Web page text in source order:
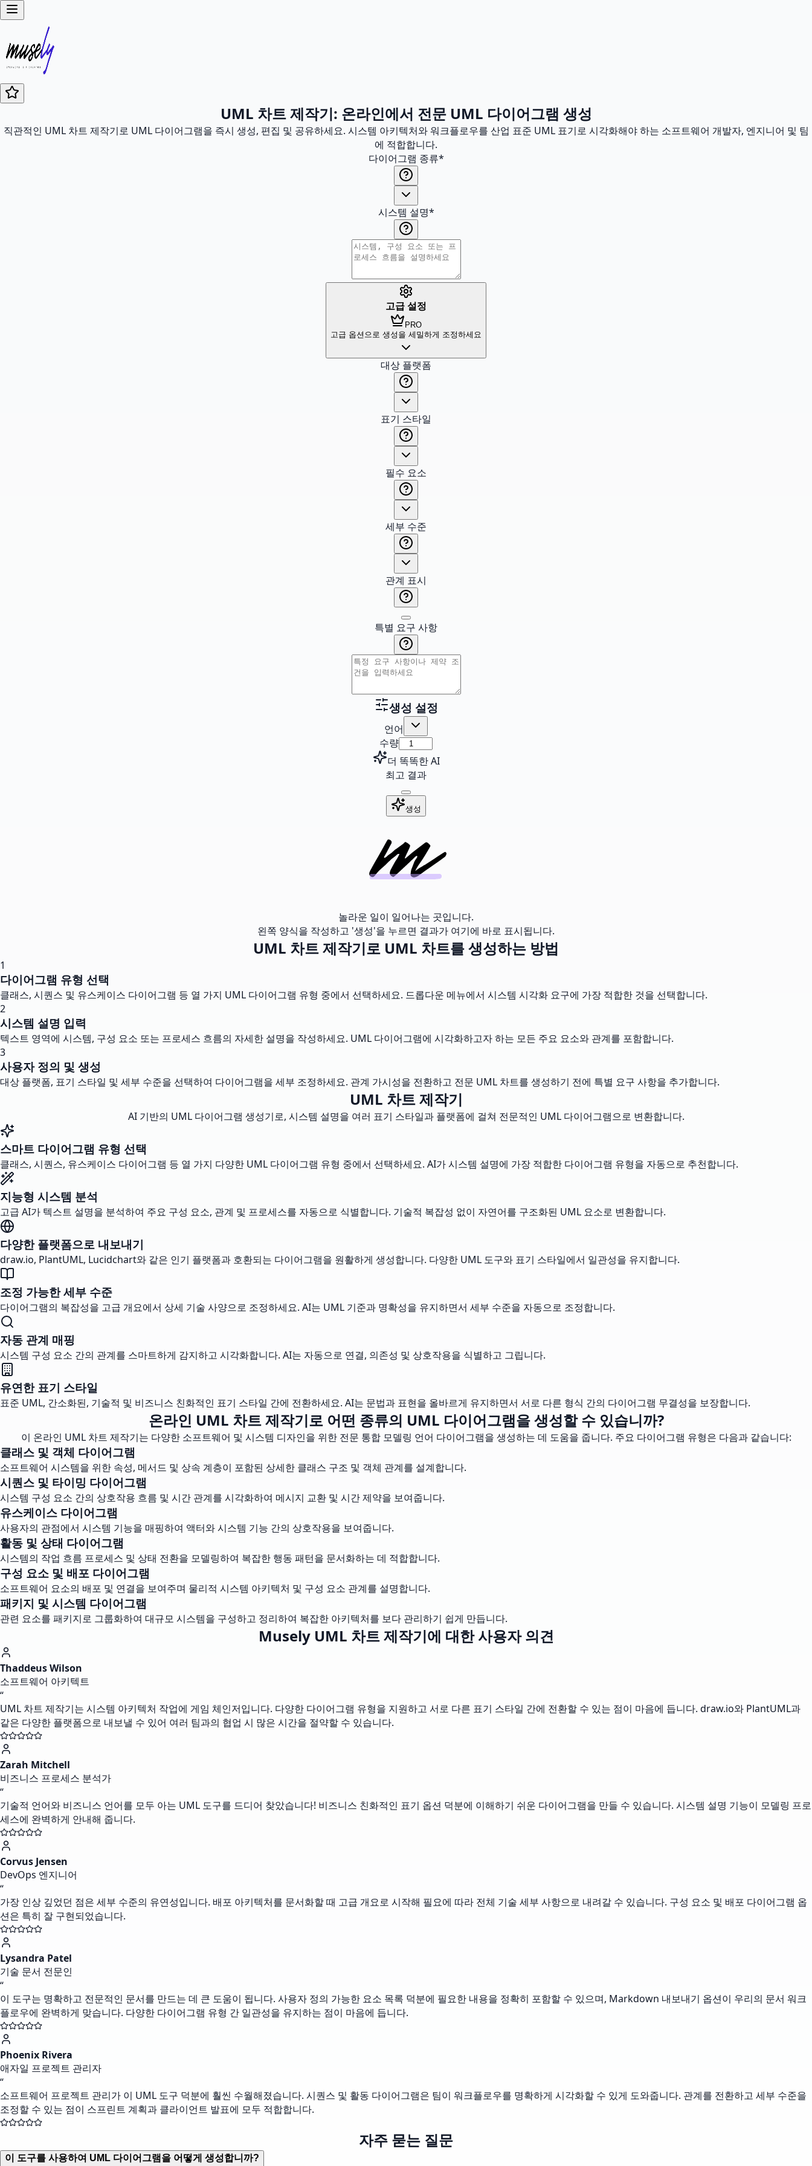
UML 차트 제작기: 온라인에서 전문 UML 다이어그램 생성
직관적인 UML 차트 제작기로 UML 다이어그램을 즉시 생성, 편집 및 공유하세요. 시스템 아키텍처와 워크플로우를 산업 표준 UML 표기로 시각화해야 하는 소프트웨어 개발자, 엔지니어 및 팀
에 적합합니다.
다이어그램 종류*
시스템 설명*
고급 설정
PRO
고급 옵션으로 생성을 세밀하게 조정하세요
대상 플랫폼
표기 스타일
필수 요소
세부 수준
관계 표시
특별 요구 사항
생성 설정
언어
수량
더 똑똑한 AI
최고 결과
생성
놀라운 일이 일어나는 곳입니다.
왼쪽 양식을 작성하고 '생성'을 누르면 결과가 여기에 바로 표시됩니다.
UML 차트 제작기로 UML 차트를 생성하는 방법
1
다이어그램 유형 선택
클래스, 시퀀스 및 유스케이스 다이어그램 등 열 가지 UML 다이어그램 유형 중에서 선택하세요. 드롭다운 메뉴에서 시스템 시각화 요구에 가장 적합한 것을 선택합니다.
2
시스템 설명 입력
텍스트 영역에 시스템, 구성 요소 또는 프로세스 흐름의 자세한 설명을 작성하세요. UML 다이어그램에 시각화하고자 하는 모든 주요 요소와 관계를 포함합니다.
3
사용자 정의 및 생성
대상 플랫폼, 표기 스타일 및 세부 수준을 선택하여 다이어그램을 세부 조정하세요. 관계 가시성을 전환하고 전문 UML 차트를 생성하기 전에 특별 요구 사항을 추가합니다.
UML 차트 제작기
AI 기반의 UML 다이어그램 생성기로, 시스템 설명을 여러 표기 스타일과 플랫폼에 걸쳐 전문적인 UML 다이어그램으로 변환합니다.
스마트 다이어그램 유형 선택
클래스, 시퀀스, 유스케이스 다이어그램 등 열 가지 다양한 UML 다이어그램 유형 중에서 선택하세요. AI가 시스템 설명에 가장 적합한 다이어그램 유형을 자동으로 추천합니다.
지능형 시스템 분석
고급 AI가 텍스트 설명을 분석하여 주요 구성 요소, 관계 및 프로세스를 자동으로 식별합니다. 기술적 복잡성 없이 자연어를 구조화된 UML 요소로 변환합니다.
다양한 플랫폼으로 내보내기
draw.io, PlantUML, Lucidchart와 같은 인기 플랫폼과 호환되는 다이어그램을 원활하게 생성합니다. 다양한 UML 도구와 표기 스타일에서 일관성을 유지합니다.
조정 가능한 세부 수준
다이어그램의 복잡성을 고급 개요에서 상세 기술 사양으로 조정하세요. AI는 UML 기준과 명확성을 유지하면서 세부 수준을 자동으로 조정합니다.
자동 관계 매핑
시스템 구성 요소 간의 관계를 스마트하게 감지하고 시각화합니다. AI는 자동으로 연결, 의존성 및 상호작용을 식별하고 그립니다.
유연한 표기 스타일
표준 UML, 간소화된, 기술적 및 비즈니스 친화적인 표기 스타일 간에 전환하세요. AI는 문법과 표현을 올바르게 유지하면서 서로 다른 형식 간의 다이어그램 무결성을 보장합니다.
온라인 UML 차트 제작기로 어떤 종류의 UML 다이어그램을 생성할 수 있습니까?
이 온라인 UML 차트 제작기는 다양한 소프트웨어 및 시스템 디자인을 위한 전문 통합 모델링 언어 다이어그램을 생성하는 데 도움을 줍니다. 주요 다이어그램 유형은 다음과 같습니다:
클래스 및 객체 다이어그램
소프트웨어 시스템을 위한 속성, 메서드 및 상속 계층이 포함된 상세한 클래스 구조 및 객체 관계를 설계합니다.
시퀀스 및 타이밍 다이어그램
시스템 구성 요소 간의 상호작용 흐름 및 시간 관계를 시각화하여 메시지 교환 및 시간 제약을 보여줍니다.
유스케이스 다이어그램
사용자의 관점에서 시스템 기능을 매핑하여 액터와 시스템 기능 간의 상호작용을 보여줍니다.
활동 및 상태 다이어그램
시스템의 작업 흐름 프로세스 및 상태 전환을 모델링하여 복잡한 행동 패턴을 문서화하는 데 적합합니다.
구성 요소 및 배포 다이어그램
소프트웨어 요소의 배포 및 연결을 보여주며 물리적 시스템 아키텍처 및 구성 요소 관계를 설명합니다.
패키지 및 시스템 다이어그램
관련 요소를 패키지로 그룹화하여 대규모 시스템을 구성하고 정리하여 복잡한 아키텍처를 보다 관리하기 쉽게 만듭니다.
Musely UML 차트 제작기에 대한 사용자 의견
Thaddeus Wilson
소프트웨어 아키텍트
“
UML 차트 제작기는 시스템 아키텍처 작업에 게임 체인저입니다. 다양한 다이어그램 유형을 지원하고 서로 다른 표기 스타일 간에 전환할 수 있는 점이 마음에 듭니다. draw.io와 PlantUML과
같은 다양한 플랫폼으로 내보낼 수 있어 여러 팀과의 협업 시 많은 시간을 절약할 수 있습니다.
Zarah Mitchell
비즈니스 프로세스 분석가
“
기술적 언어와 비즈니스 언어를 모두 아는 UML 도구를 드디어 찾았습니다! 비즈니스 친화적인 표기 옵션 덕분에 이해하기 쉬운 다이어그램을 만들 수 있습니다. 시스템 설명 기능이 모델링 프로
세스에 완벽하게 안내해 줍니다.
Corvus Jensen
DevOps 엔지니어
“
가장 인상 깊었던 점은 세부 수준의 유연성입니다. 배포 아키텍처를 문서화할 때 고급 개요로 시작해 필요에 따라 전체 기술 세부 사항으로 내려갈 수 있습니다. 구성 요소 및 배포 다이어그램 옵
션은 특히 잘 구현되었습니다.
Lysandra Patel
기술 문서 전문인
“
이 도구는 명확하고 전문적인 문서를 만드는 데 큰 도움이 됩니다. 사용자 정의 가능한 요소 목록 덕분에 필요한 내용을 정확히 포함할 수 있으며, Markdown 내보내기 옵션이 우리의 문서 워크
플로우에 완벽하게 맞습니다. 다양한 다이어그램 유형 간 일관성을 유지하는 점이 마음에 듭니다.
Phoenix Rivera
애자일 프로젝트 관리자
“
소프트웨어 프로젝트 관리가 이 UML 도구 덕분에 훨씬 수월해졌습니다. 시퀀스 및 활동 다이어그램은 팀이 워크플로우를 명확하게 시각화할 수 있게 도와줍니다. 관계를 전환하고 세부 수준을
조정할 수 있는 점이 스프린트 계획과 클라이언트 발표에 모두 적합합니다.
자주 묻는 질문
이 도구를 사용하여 UML 다이어그램을 어떻게 생성합니까?